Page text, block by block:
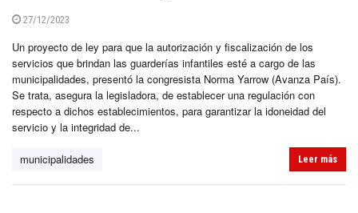
27/12/2023
Un proyecto de ley para que la autorización y fiscalización de los
servicios que brindan las guarderías infantiles esté a cargo de las
municipalidades, presentó la congresista Norma Yarrow (Avanza País).
Se trata, asegura la legisladora, de establecer una regulación con
respecto a dichos establecimientos, para garantizar la idoneidad del
servicio y la integridad de...
municipalidades Leer más